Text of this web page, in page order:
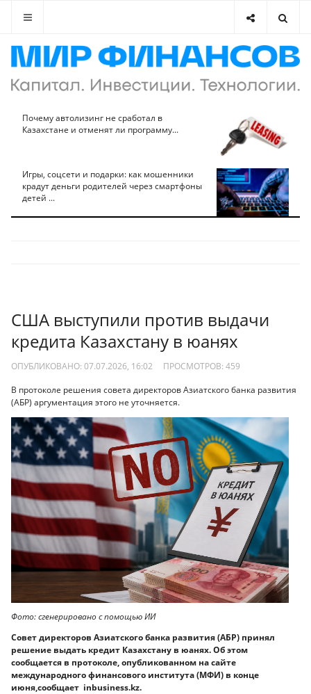
Почему автолизинг не сработал в
Казахстане и отменят ли программу...
Игры, соцсети и подарки: как мошенники
крадут деньги родителей через смартфоны
детей ...
США выступили против выдачи
кредита Казахстану в юанях
ОПУБЛИКОВАНО: 07.07.2026, 16:02 ПРОСМОТРОВ: 459
В протоколе решения совета директоров Азиатского банка развития
(АБР) аргументация этого не уточняется.
Фото: сгенерировано с помощью ИИ
Совет директоров Азиатского банка развития (АБР) принял
решение выдать кредит Казахстану в юанях. Об этом
сообщается в протоколе, опубликованном на сайте
международного финансового института (МФИ) в конце
июня,сообщает inbusiness.kz.